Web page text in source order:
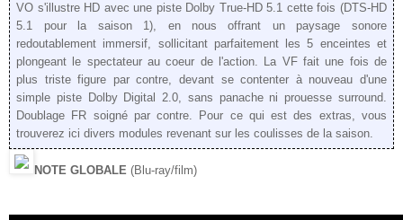
VO s'illustre HD avec une piste Dolby True-HD 5.1 cette fois (DTS-HD
5.1 pour la saison 1), en nous offrant un paysage sonore
redoutablement immersif, sollicitant parfaitement les 5 enceintes et
plongeant le spectateur au coeur de l'action. La VF fait une fois de
plus triste figure par contre, devant se contenter à nouveau d'une
simple piste Dolby Digital 2.0, sans panache ni prouesse surround.
Doublage FR soignépar contre.
Pour ce qui est des extras, vous
trouverez icidivers modules revenant sur les coulisses de la saison.
NOTE GLOBALE (Blu-ray/film)